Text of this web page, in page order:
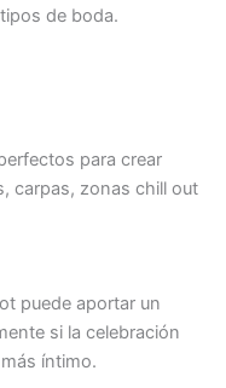
de boda.
para crear
carpas, zonas chill out
puede aportar un
si la celebración
íntimo.